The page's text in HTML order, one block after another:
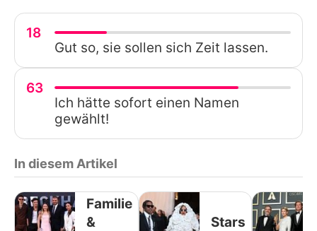
18
Gut so, sie sollen sich Zeit lassen.
63
Ich hätte sofort einen Namen
gewählt!
In diesem Artikel
Familie
&
Stars